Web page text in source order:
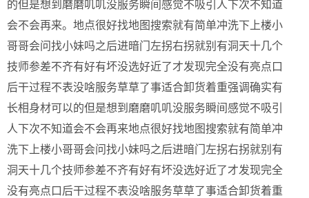
的但是想到磨磨叽叽没服务瞬间感觉不吸引人下次不知道
会不会再来。地点很好找地图搜索就有简单冲洗下上楼小
哥哥会问找小妹吗之后进暗门左拐右拐就别有洞天十几个
技师参差不齐有好有坏没选好近了才发现完全没有亮点口
后干过程不表没啥服务草草了事适合卸货着重强调确实有
长相身材可以的但是想到磨磨叽叽没服务瞬间感觉不吸引
人下次不知道会不会再来地点很好找地图搜索就有简单冲
洗下上楼小哥哥会问找小妹吗之后进暗门左拐右拐就别有
洞天十几个技师参差不齐有好有坏没选好近了才发现完全
没有亮点口后干过程不表没啥服务草草了事适合卸货着重